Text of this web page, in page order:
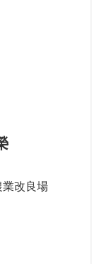
業改良場